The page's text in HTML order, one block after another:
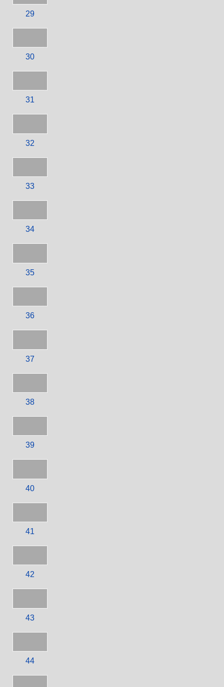
29
30
31
32
33
34
35
36
37
38
39
40
41
42
43
44